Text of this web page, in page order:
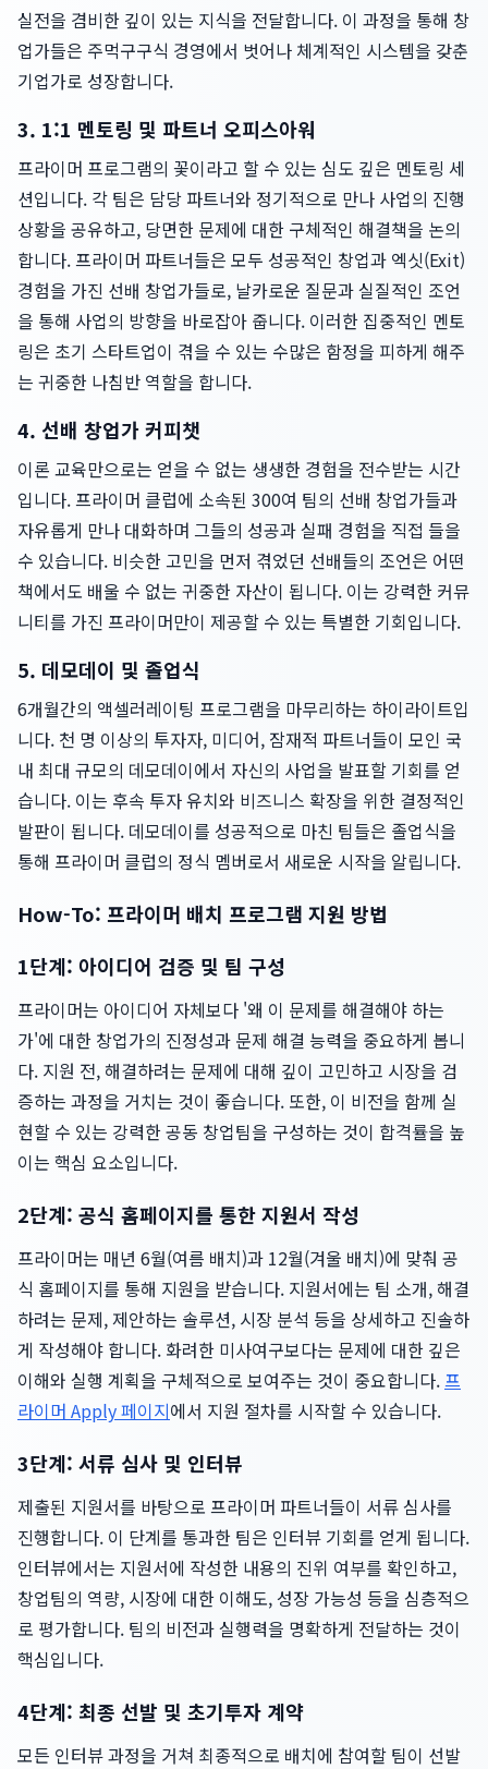
실전을 겸비한 깊이 있는 지식을 전달합니다. 이 과정을 통해 창
업가들은 주먹구구식 경영에서 벗어나 체계적인 시스템을 갖춘
기업가로 성장합니다.
3. 1:1 멘토링 및 파트너 오피스아워
프라이머 프로그램의 꽃이라고 할 수 있는 심도 깊은 멘토링 세
션입니다. 각 팀은 담당 파트너와 정기적으로 만나 사업의 진행
상황을 공유하고, 당면한 문제에 대한 구체적인 해결책을 논의
합니다. 프라이머 파트너들은 모두 성공적인 창업과 엑싯(Exit)
경험을 가진 선배 창업가들로, 날카로운 질문과 실질적인 조언
을 통해 사업의 방향을 바로잡아 줍니다. 이러한 집중적인 멘토
링은 초기 스타트업이 겪을 수 있는 수많은 함정을 피하게 해주
는 귀중한 나침반 역할을 합니다.
4. 선배 창업가 커피챗
이론 교육만으로는 얻을 수 없는 생생한 경험을 전수받는 시간
입니다. 프라이머 클럽에 소속된 300여 팀의 선배 창업가들과
자유롭게 만나 대화하며 그들의 성공과 실패 경험을 직접 들을
수 있습니다. 비슷한 고민을 먼저 겪었던 선배들의 조언은 어떤
책에서도 배울 수 없는 귀중한 자산이 됩니다. 이는 강력한 커뮤
니티를 가진 프라이머만이 제공할 수 있는 특별한 기회입니다.
5. 데모데이 및 졸업식
6개월간의 액셀러레이팅 프로그램을 마무리하는 하이라이트입
니다. 천 명 이상의 투자자, 미디어, 잠재적 파트너들이 모인 국
내 최대 규모의 데모데이에서 자신의 사업을 발표할 기회를 얻
습니다. 이는 후속 투자 유치와 비즈니스 확장을 위한 결정적인
발판이 됩니다. 데모데이를 성공적으로 마친 팀들은 졸업식을
통해 프라이머 클럽의 정식 멤버로서 새로운 시작을 알립니다.
How-To: 프라이머 배치 프로그램 지원 방법
1단계: 아이디어 검증 및 팀 구성
프라이머는 아이디어 자체보다 '왜 이 문제를 해결해야 하는
가'에 대한 창업가의 진정성과 문제 해결 능력을 중요하게 봅니
다. 지원 전, 해결하려는 문제에 대해 깊이 고민하고 시장을 검
증하는 과정을 거치는 것이 좋습니다. 또한, 이 비전을 함께 실
현할 수 있는 강력한 공동 창업팀을 구성하는 것이 합격률을 높
이는 핵심 요소입니다.
2단계: 공식 홈페이지를 통한 지원서 작성
프라이머는 매년 6월(여름 배치)과 12월(겨울 배치)에 맞춰 공
식 홈페이지를 통해 지원을 받습니다. 지원서에는 팀 소개, 해결
하려는 문제, 제안하는 솔루션, 시장 분석 등을 상세하고 진솔하
게 작성해야 합니다. 화려한 미사여구보다는 문제에 대한 깊은
이해와 실행 계획을 구체적으로 보여주는 것이 중요합니다.프
라이머 Apply 페이지에서 지원 절차를 시작할 수 있습니다.
3단계: 서류 심사 및 인터뷰
제출된 지원서를 바탕으로 프라이머 파트너들이 서류 심사를
진행합니다. 이 단계를 통과한 팀은 인터뷰 기회를 얻게 됩니다.
인터뷰에서는 지원서에 작성한 내용의 진위 여부를 확인하고,
창업팀의 역량, 시장에 대한 이해도, 성장 가능성 등을 심층적으
로 평가합니다. 팀의 비전과 실행력을 명확하게 전달하는 것이
핵심입니다.
4단계: 최종 선발 및 초기투자 계약
모든 인터뷰 과정을 거쳐 최종적으로 배치에 참여할 팀이 선발